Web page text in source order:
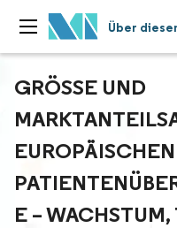
Über
GRÖSSE UND M
UROPÄISCHEN
– WACHSTUM,